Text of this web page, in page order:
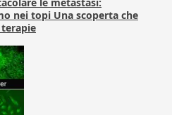
nei topi Una scoperta che